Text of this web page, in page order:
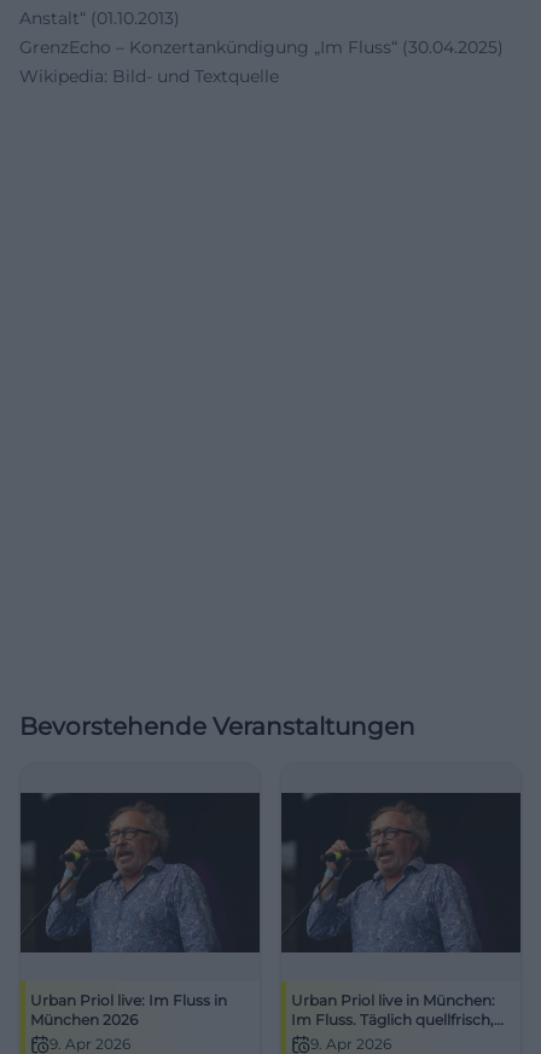
Anstalt“ (01.10.2013)
GrenzEcho – Konzertankündigung „Im Fluss“ (30.04.2025)
Wikipedia: Bild- und Textquelle
Bevorstehende Veranstaltungen
Urban Priol live: Im Fluss in
München 2026
9. Apr 2026
Urban Priol live in München:
Im Fluss. Täglich quellfrisch,
immer aktuell!
9. Apr 2026